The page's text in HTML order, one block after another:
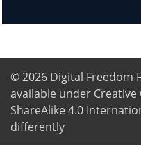
© 2026 Digital Freedom
available under
ShareAlike 4.0
differently